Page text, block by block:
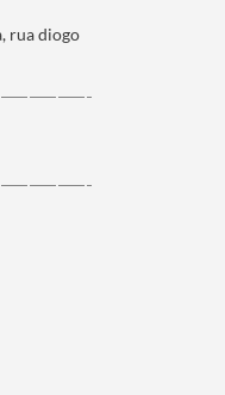
rua diogo